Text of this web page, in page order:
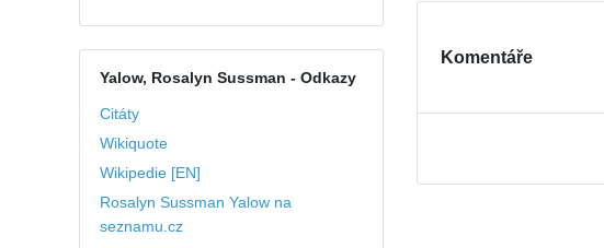
Yalow, Rosalyn Sussman - Odkazy
Citáty
Wikiquote
Wikipedie [EN]
Rosalyn Sussman Yalow na
seznamu.cz
Komentáře